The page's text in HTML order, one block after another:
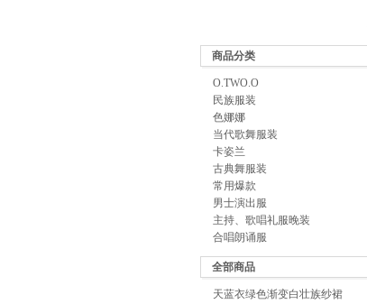
商品分类
O.TWO.O
民族服装
色娜娜
当代歌舞服装
卡姿兰
古典舞服装
常用爆款
男士演出服
主持、歌唱礼服晚装
合唱朗诵服
全部商品
天蓝衣绿色渐变白壮族纱裙